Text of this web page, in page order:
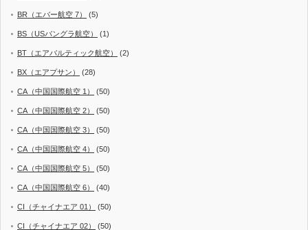
BR（エバー航空 7） (5)
BS（USバングラ航空） (1)
BT（エアバルティック航空） (2)
BX（エアプサン） (28)
CA（中国国際航空 1） (50)
CA（中国国際航空 2） (50)
CA（中国国際航空 3） (50)
CA（中国国際航空 4） (50)
CA（中国国際航空 5） (50)
CA（中国国際航空 6） (40)
CI（チャイナエア 01） (50)
CI（チャイナエア 02） (50)